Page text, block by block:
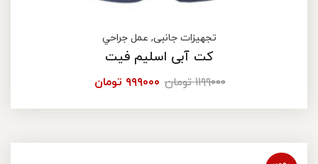
تجهیزات جانبی, عمل جراحي
کت آبی اسلیم فیت
۱۱۹۹۰۰۰ تومان ۹۹۹۰۰۰ تومان